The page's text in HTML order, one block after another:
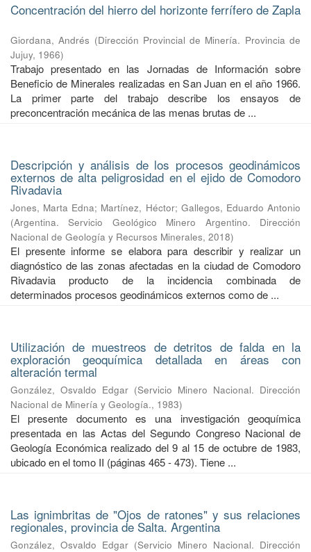
Concentración del hierro del horizonte ferrífero de Zapla
Giordana, Andrés (Dirección Provincial de Minería. Provincia de
Jujuy, 1966)
Trabajo presentado en las Jornadas de Información sobre
Beneficio de Minerales realizadas en San Juan en el año 1966.
La primer parte del trabajo describe los ensayos de
preconcentración mecánica de las menas brutas de ...
Descripción y análisis de los procesos geodinámicos
externos de alta peligrosidad en el ejido de Comodoro
Rivadavia
Jones, Marta Edna; Martínez, Héctor; Gallegos, Eduardo Antonio
(Argentina. Servicio Geológico Minero Argentino. Dirección
Nacional de Geología y Recursos Minerales, 2018)
El presente informe se elabora para describir y realizar un
diagnóstico de las zonas afectadas en la ciudad de Comodoro
Rivadavia producto de la incidencia combinada de
determinados procesos geodinámicos externos como de ...
Utilización de muestreos de detritos de falda en la
exploración geoquímica detallada en áreas con
alteración termal
González, Osvaldo Edgar (Servicio Minero Nacional. Dirección
Nacional de Minería y Geología., 1983)
El presente documento es una investigación geoquímica
presentada en las Actas del Segundo Congreso Nacional de
Geología Económica realizado del 9 al 15 de octubre de 1983,
ubicado en el tomo II (páginas 465 - 473). Tiene ...
Las ignimbritas de "Ojos de ratones" y sus relaciones
regionales, provincia de Salta. Argentina
González, Osvaldo Edgar (Servicio Minero Nacional. Dirección